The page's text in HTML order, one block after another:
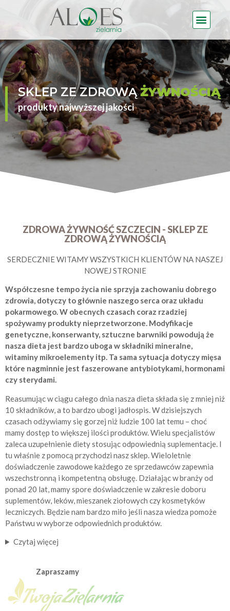
SKLEP ZE ZDROWĄŻYWNOŚCIĄ
produkty najwyższej jakości
ZDROWA ŻYWNOŚĆ SZCZECIN - SKLEP ZE
ZDROWĄ ŻYWNOŚCIĄ
SERDECZNIE WITAMY WSZYSTKICH KLIENTÓW NA NASZEJ
NOWEJ STRONIE
Współczesne tempo życia nie sprzyja zachowaniu dobrego
zdrowia, dotyczy to głównie naszego serca oraz układu
pokarmowego. W obecnych czasach coraz rzadziej
spożywamy produkty nieprzetworzone. Modyfikacje
genetyczne, konserwanty, sztuczne barwniki powodują że
nasza dieta jest bardzo uboga w składniki mineralne,
witaminy mikroelementy itp. Ta sama sytuacja dotyczy mięsa
które nagminnie jest faszerowane antybiotykami, hormonami
czy sterydami.
Reasumując w ciągu całego dnia nasza dieta składa się z mniej niż
10 składników, a to bardzo ubogi jadłospis. W dzisiejszych
czasach odżywiamy się gorzej niż ludzie 100 lat temu – choć
mamy dostęp to większej ilości produktów. Wielu specjalistów
zaleca uzupełnienie diety stosując odpowiednią suplementacje. I
tu właśnie z pomocą przychodzi nasz sklep. Wieloletnie
doświadczenie zawodowe każdego ze sprzedawców zapewnia
wszechstronną i kompetentną obsługę. Działając w branży od
ponad 20 lat, mamy spore doświadczenie w zakresie doboru
suplementów, leków, mieszanek ziołowych czy kosmetyków
leczniczych. Będzie nam bardzo miło jeśli nasza wiedza pomoże
Państwu w wyborze odpowiednich produktów.
Czytaj więcej
Zapraszamy